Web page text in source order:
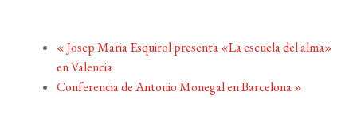
«Josep Maria Esquirol presenta «La escuela del alma»
en Valencia
Conferencia de Antonio Monegal en Barcelona»